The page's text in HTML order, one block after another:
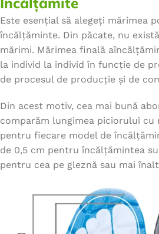
Este esențial să alegeți mărimea
încălțăminte. Din păcate, nu
mărimi. Mărimea finală
la individ la individ în funcție de
de procesul de producție și de
Din acest motiv, cea mai bună
comparăm lungimea piciorului cu
pentru fiecare model de
de 0,5 cm pentru încălțămintea
pentru cea pe gleznă sau mai